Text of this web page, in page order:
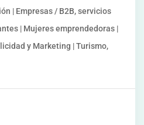
| Empresas / B2B, servicios
| Mujeres emprendedoras |
y Marketing | Turismo,